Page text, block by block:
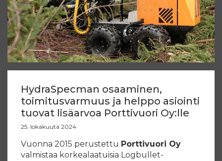
HydraSpecman osaaminen,
toimitusvarmuus ja helppo asiointi
tuovat lisäarvoa Porttivuori Oy:lle
25. lokakuuta 2024
Vuonna 2015 perustettu Porttivuori Oy
valmistaa korkealaatuisia Logbullet-